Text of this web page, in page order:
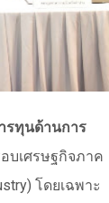
รทุนด้านการ
บเศรษฐกิจภาค
โดยเฉพาะ